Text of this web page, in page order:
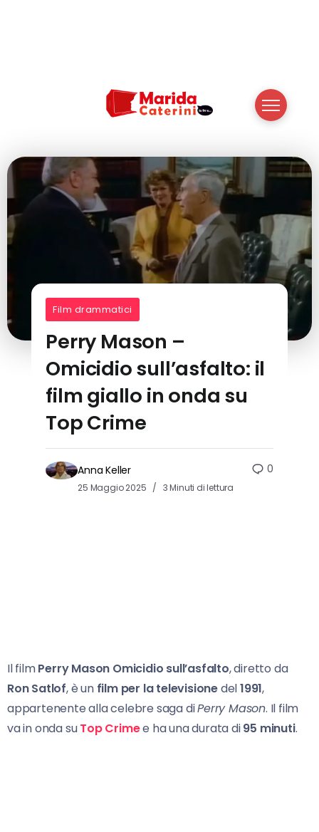
Film drammatici
Perry Mason –
Omicidio sull’asfalto: il
film giallo in onda su
Top Crime
Anna Keller
25 Maggio 2025 3 Minuti di lettura
0
Il filmPerry Mason Omicidio sull’asfalto, diretto da
Ron Satlof, è un film per la televisionedel1991,
appartenente alla celebre saga diPerry Mason. Il film
va in onda suTop Crimee ha una durata di95 minuti.